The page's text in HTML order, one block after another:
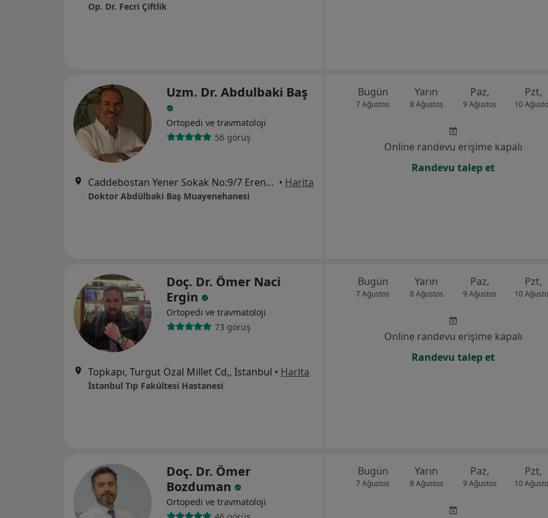
Op. Dr. Fecri Çiftlik
Uzm. Dr. Abdulbaki Baş
Ortopedi ve travmatoloji
56 görüş
Caddebostan Yener Sokak No:9/7 Erenköy Kadıköy, İstanbul • Harita
Doktor Abdülbaki Baş Muayenehanesi
Bugün
7 Ağustos
Yarın
8 Ağustos
Paz,
9 Ağustos
Pzt,
10
Online randevu erişime kapalı
Randevu talep et
Doç. Dr. Ömer Naci
Ergin
Ortopedi ve travmatoloji
73 görüş
Topkapı, Turgut Özal Millet Cd,, İstanbul • Harita
İstanbul Tıp Fakültesi Hastanesi
Bugün
7 Ağustos
Yarın
8 Ağustos
Paz,
9 Ağustos
Pzt,
10
Online randevu erişime kapalı
Randevu talep et
Doç. Dr. Ömer
Bozduman
Ortopedi ve travmatoloji
Bugün
7 Ağustos
Yarın
8 Ağustos
Paz,
9 Ağustos
Pzt,
10